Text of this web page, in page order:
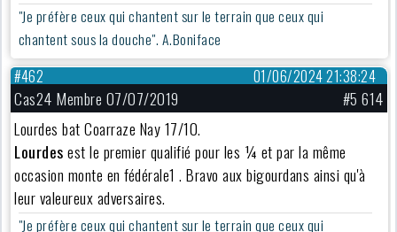
"Je préfère ceux qui chantent sur le terrain que ceux qui
chantent sous la douche". A.Boniface
01/06/2024 21:38:24
#462
Cas24 Membre 07/07/2019
#5 614
Lourdes bat Coarraze Nay 17/10.
Lourdesest le premier qualifié pour les ¼ et par la même
occasion monte en fédérale1 . Bravo aux bigourdans ainsi qu'à
leur valeureux adversaires.
"Je préfère ceux qui chantent sur le terrain que ceux qui